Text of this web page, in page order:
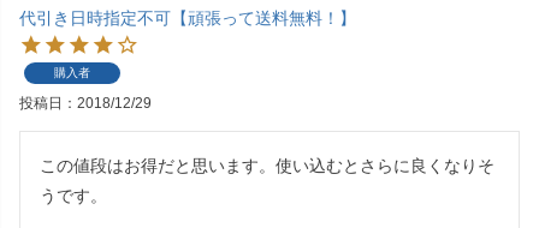
代引き日時指定不可【頑張って送料無料！】
購入者
投稿日 2018/12/29
この値段はお得だと思います。使い込むとさらに良くなりそ